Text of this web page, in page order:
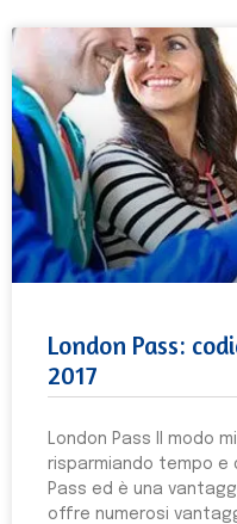
London Pass:
2017
London Pass Il modo
risparmiando tempo e
Pass ed è una
offre numerosi